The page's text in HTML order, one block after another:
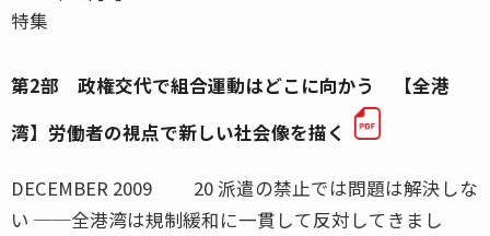
特集
第2部 政権交代で組合運動はどこに向かう 【全港
湾】労働者の視点で新しい社会像を描く
DECEMBER 2009 20 派遣の禁止では問題は解決しな
い ──全港湾は規制緩和に一貫して反対してきまし